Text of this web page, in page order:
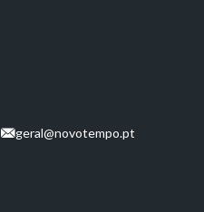
geral@novotempo.pt